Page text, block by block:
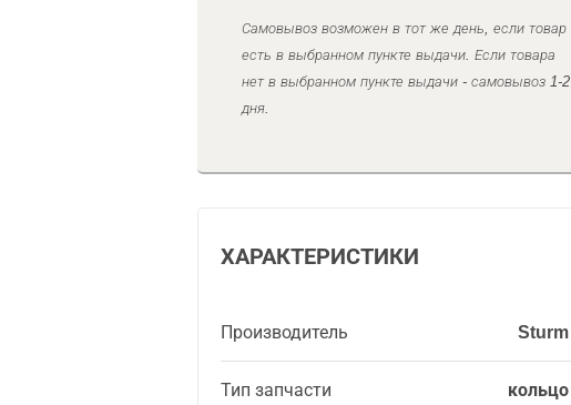
Самовывоз возможен в тот же день, если товар
есть в выбранном пункте выдачи. Если товара
нет в выбранном пункте выдачи - самовывоз 1-2
дня.
ХАРАКТЕРИСТИКИ
Производитель Sturm
Тип запчасти кольцо